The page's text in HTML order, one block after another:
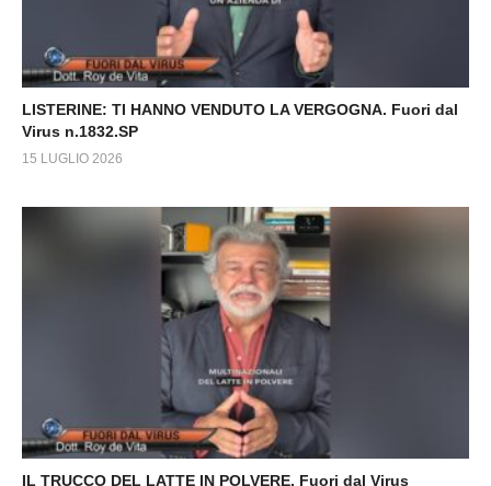
LISTERINE: TI HANNO VENDUTO LA VERGOGNA. Fuori dal
Virus n.1832.SP
15 LUGLIO 2026
IL TRUCCO DEL LATTE IN POLVERE. Fuori dal Virus